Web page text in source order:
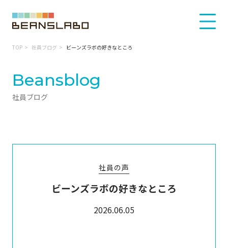
TOP 社員ブログ ビーンズラボの好きなところ
Beansblog
社員ブログ
社員の声
ビーンズラボの好きなところ
2026.06.05